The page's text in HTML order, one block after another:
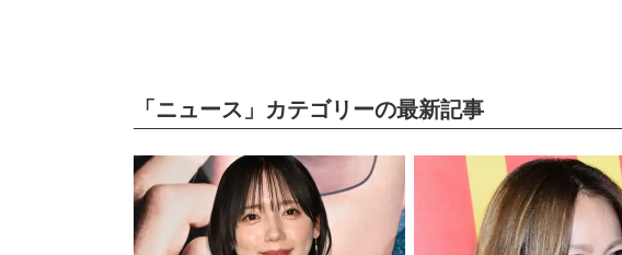
「ニュース」カテゴリーの最新記事